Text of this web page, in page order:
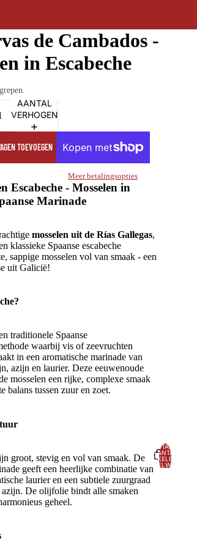
TOTAAL
AANTAL
ARTIKELEN IN
WINKELWAGEN:
de Cambados -
in Escabeche
AANTAL
VERHOGEN
TOEVOEGEN
Meer betalingsopties
Escabeche - Mosselen in
Marinade
mosselen uit de Rías Gallegas,
klassieke Spaanse escabeche
sappige mosselen vol van smaak - een
uit Galicië!
traditionele Spaanse
waarbij vis of zeevruchten
in een aromatische marinade van
azijn en laurier. Deze eeuwenoude
mosselen een rijke, complexe smaak
balans tussen zuur en zoet.
groot, stevig en vol van smaak. De
geeft een heerlijke combinatie van
laurier en een subtiele zuurgraad
De olijfolie bindt alle smaken
geheel.